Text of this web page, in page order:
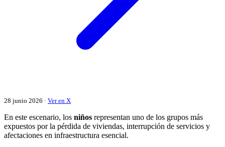
28 junio 2026 · Ver en X
En este escenario, los niños representan uno de los grupos más
expuestos por la pérdida de viviendas, interrupción de servicios y
afectaciones en infraestructura esencial.